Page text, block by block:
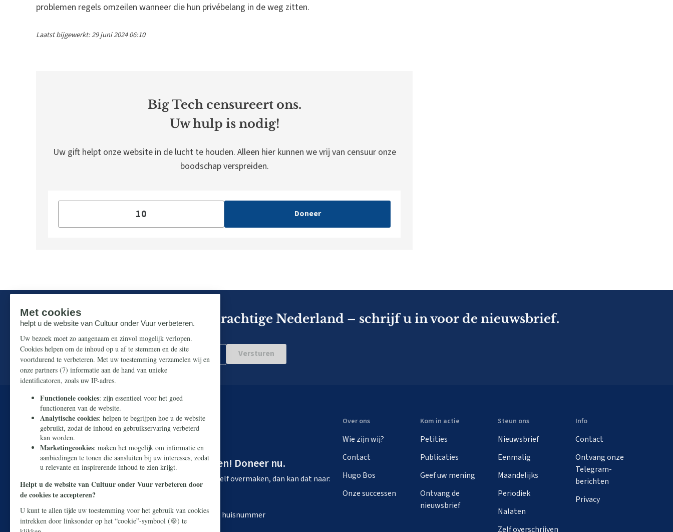
problemen regels omzeilen wanneer die hun privébelang in de weg zitten.
Laatst bijgewerkt: 29 juni 2024 06:10
Big Tech censureert ons.
Uw hulp is nodig!
Uw gift helpt onze website in de lucht te houden. Alleen hier kunnen we vrij van censuur onze
boodschap verspreiden.
Doneer
Mis niks in de strijd om ons prachtige Nederland – schrijf u in voor de nieuwsbrief.
Zorg dat u geen enkel belangrijk artikel mist.
Versturen
U kunt onze Nederlandse cultuur redden! Doneer nu.
. Wilt u liever zelf overmaken, dan kan dat naar:
Rekeningnummer:NL38 ABNA 0426 8919 29
T.n.v. Stichting Civitas Christiana
O.v.v. Webdonatie Cultuur onder Vuur + uw postcode en huisnummer
Over ons
Wie zijn wij?
Contact
Hugo Bos
Onze successen
Kom in actie
Petities
Publicaties
Geef uw mening
Ontvang de
nieuwsbrief
Steun ons
Nieuwsbrief
Eenmalig
Maandelijks
Periodiek
Nalaten
Zelf overschrijven
Info
Contact
Ontvang onze
Telegram-
berichten
Privacy